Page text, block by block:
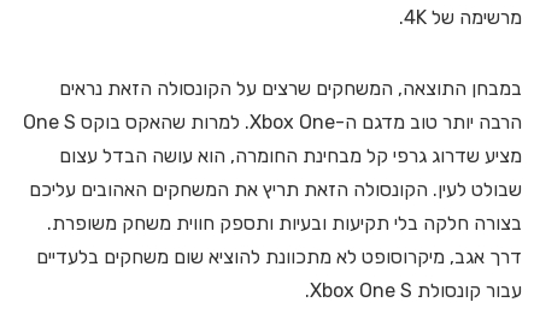
מרשימה של 4K.
במבחן התוצאה, המשחקים שרצים על הקונסולה הזאת נראים
הרבה יותר טוב מדגם ה-Xbox One. למרות שהאקס בוקס One S
מציע שדרוג גרפי קל מבחינת החומרה, הוא עושה הבדל עצום
שבולט לעין. הקונסולה הזאת תריץ את המשחקים האהובים עליכם
בצורה חלקה בלי תקיעות ובעיות ותספק חווית משחק משופרת.
דרך אגב, מיקרוסופט לא מתכוונת להוציא שום משחקים בלעדיים
עבור קונסולת Xbox One S.